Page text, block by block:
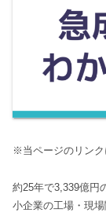
※当ページのリンク
約25年で3,339億円
小企業の工場・現